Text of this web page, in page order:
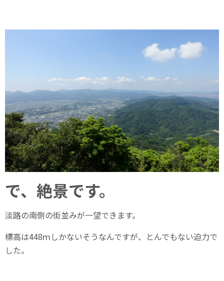
で、絶景です。
淡路の南側の街並みが一望できます。
標高は448ｍしかないそうなんですが、とんでもない迫力で
した。